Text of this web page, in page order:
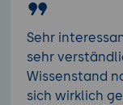
Sehr
sehr
Wissenstand
sich wirklich